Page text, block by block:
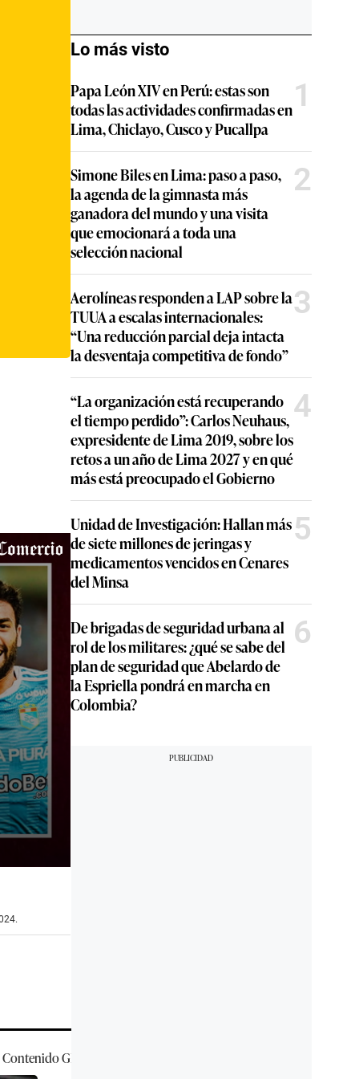
ContenidoGEC
Lo más visto
Papa León XIV en Perú: estas son
todas las actividades confirmadas en
Lima, Chiclayo, Cusco y Pucallpa
1
Simone Biles en Lima: paso a paso,
la agenda de la gimnasta más
ganadora del mundo y una visita
que emocionará a toda una
selección nacional
2
Aerolíneas responden a LAP sobre la
TUUA a escalas internacionales:
“Una reducción parcial deja intacta
la desventaja competitiva de fondo”
3
“La organización está recuperando
el tiempo perdido”: Carlos Neuhaus,
expresidente de Lima 2019, sobre los
retos a un año de Lima 2027 y en qué
más está preocupado el Gobierno
4
Unidad de Investigación: Hallan más
de siete millones de jeringas y
medicamentos vencidos en Cenares
del Minsa
5
De brigadas de seguridad urbana al
rol de los militares: ¿qué se sabe del
plan de seguridad que Abelardo de
la Espriella pondrá en marcha en
Colombia?
6